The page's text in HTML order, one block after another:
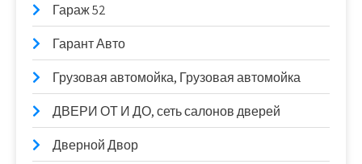
Гараж 52
Гарант Авто
Грузовая автомойка, Грузовая автомойка
ДВЕРИ ОТ И ДО, сеть салонов дверей
Дверной Двор